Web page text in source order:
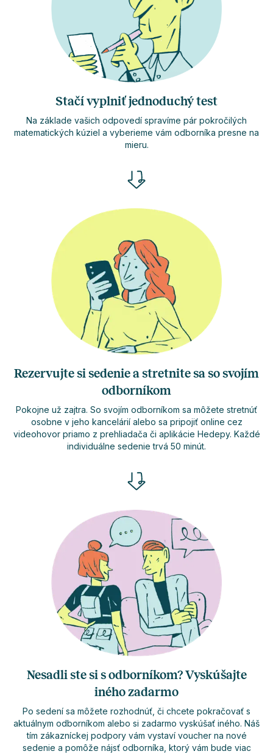
Stačí vyplniť jednoduchý test
Na základe vašich odpovedí spravíme pár pokročilých
matematických kúziel a vyberieme vám odborníka presne na
mieru.
Rezervujte si sedenie a stretnite sa so svojím
odborníkom
Pokojne už zajtra. So svojím odborníkom sa môžete stretnúť
osobne v jeho kancelárií alebo sa pripojiť online cez
videohovor priamo z prehliadača či aplikácie Hedepy. Každé
individuálne sedenie trvá 50 minút.
Nesadli ste si s odborníkom? Vyskúšajte
iného zadarmo
Po sedení sa môžete rozhodnúť, či chcete pokračovať s
aktuálnym odborníkom alebo si zadarmo vyskúšať iného. Náš
tím zákazníckej podpory vám vystaví voucher na nové
sedenie a pomôže nájsť odborníka, ktorý vám bude viac